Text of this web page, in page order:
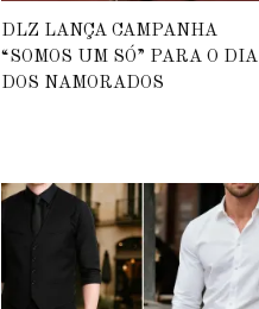
DLZ LANÇA CAMPANHA
“SOMOS UM SÓ” PARA O DIA
DOS NAMORADOS